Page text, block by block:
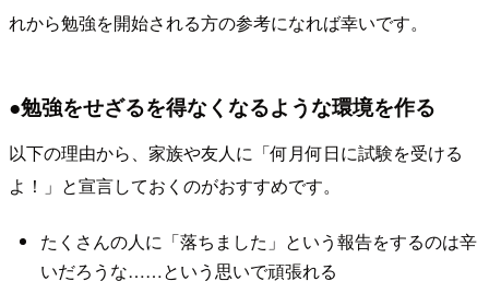
れから勉強を開始される方の参考になれば幸いです。
●勉強をせざるを得なくなるような環境を作る
以下の理由から、家族や友人に「何月何日に試験を受ける
よ！」と宣言しておくのがおすすめです。
たくさんの人に「落ちました」という報告をするのは辛
いだろうな……という思いで頑張れる